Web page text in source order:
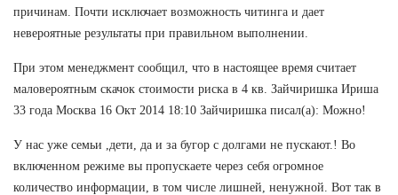
причинам. Почти исключает возможность читинга и дает
невероятные результаты при правильном выполнении.
При этом менеджмент сообщил, что в настоящее время считает
маловероятным скачок стоимости риска в 4 кв. Зайчиришка Ириша
33 года Москва 16 Окт 2014 18:10 Зайчиришка писал(а): Можно!
У нас уже семьи ,дети, да и за бугор с долгами не пускают.! Во
включенном режиме вы пропускаете через себя огромное
количество информации, в том числе лишней, ненужной. Вот так в